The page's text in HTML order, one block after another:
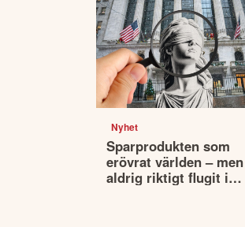
Nyhet
Sparprodukten som
erövrat världen – men
aldrig riktigt flugit i